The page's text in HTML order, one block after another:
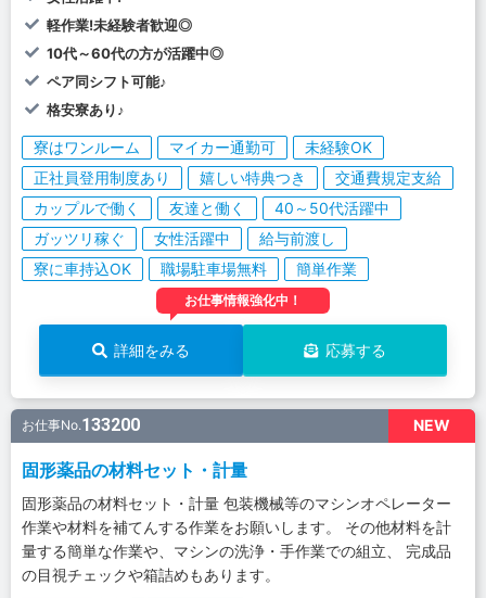
軽作業!未経験者歓迎◎
10代～60代の方が活躍中◎
ペア同シフト可能♪
格安寮あり♪
寮はワンルーム マイカー通勤可
未経験OK
正社員登用制度あり
嬉しい特典つき
交通費規定支給
カップルで働く
友達と働く
40～50代活躍中
ガッツリ稼ぐ
女性活躍中
給与前渡し
寮に車持込OK
職場駐車場無料 簡単作業
お仕事情報強化中！
詳細をみる 応募する
NEW
お仕事No.133200
固形薬品の材料セット・計量
固形薬品の材料セット・計量 包装機械等のマシンオペレーター
作業や材料を補てんする作業をお願いします。 その他材料を計
量する簡単な作業や、マシンの洗浄・手作業での組立、 完成品
の目視チェックや箱詰めもあります。